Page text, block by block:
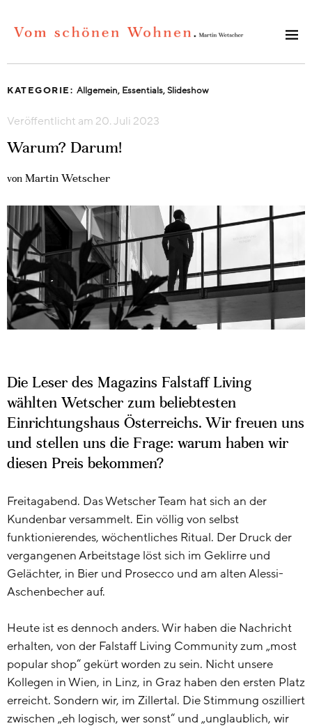
KATEGORIE: Allgemein, Essentials,Slideshow
Veröffentlicht am 20. Juli 2023
Warum? Darum!
von Martin Wetscher
Die Leser des Magazins Falstaff Living
wählten Wetscher zum beliebtesten
Einrichtungshaus Österreichs. Wir freuen uns
und stellen uns die Frage: warum haben wir
diesen Preis bekommen?
Freitagabend. Das Wetscher Team hat sich an der
Kundenbar versammelt. Ein völlig von selbst
funktionierendes, wöchentliches Ritual. Der Druck der
vergangenen Arbeitstage löst sich im Geklirre und
Gelächter, in Bier und Prosecco und am alten Alessi-
Aschenbecher auf.
Heute ist es dennoch anders. Wir haben die Nachricht
erhalten, von der Falstaff Living Community zum „most
popular shop“ gekürt worden zu sein. Nicht unsere
Kollegen in Wien, in Linz, in Graz haben den ersten Platz
erreicht. Sondern wir, im Zillertal. Die Stimmung oszilliert
zwischen „eh logisch, wer sonst“ und „unglaublich, wir